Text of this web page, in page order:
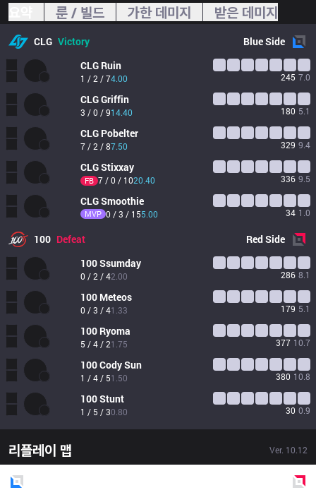
룬 / 빌드 가한 데미지 받은 데미지
CLG Victory BlueSide
CLG Ruin
1 / 2 / 74.00 245 7.0
CLGGriffin
3 / 0 / 914.40 180 5.1
CLG Pobelter
7 / 2 / 87.50 329 9.4
CLGStixxay
FB 7 / 0 / 1020.40 336 9.5
CLGSmoothie
MVP 0 / 3 / 155.00 34 1.0
100 Defeat RedSide
100Ssumday
0 / 2 / 42.00 286 8.1
100 Meteos
0 / 3 / 41.33 179 5.1
100 Ryoma
5 / 4 / 21.75 377 10.7
100Cody Sun
1 / 4 / 51.50 380 10.8
100Stunt
1 / 5 / 30.80 30 0.9
리플레이 맵 Ver. 10.12